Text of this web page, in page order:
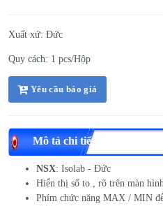
Xuất xứ: Đức
Quy cách: 1 pcs/Hộp
Yêu cầu báo giá
Mô tả chi tiết
NSX: Isolab - Đức
Hiển thị số to , rõ trên màn
Phím chức năng MAX / MIN